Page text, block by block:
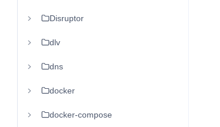
Disruptor
dlv
dns
docker
docker-compose